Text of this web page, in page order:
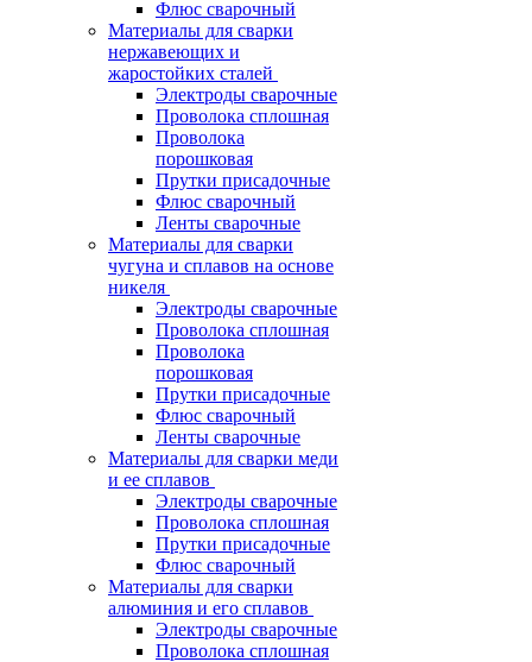
Флюс сварочный
Материалы для сварки
нержавеющих и
жаростойких сталей
Электроды сварочные
Проволока сплошная
Проволока
порошковая
Прутки присадочные
Флюс сварочный
Ленты сварочные
Материалы для сварки
чугуна и сплавов на основе
никеля
Электроды сварочные
Проволока сплошная
Проволока
порошковая
Прутки присадочные
Флюс сварочный
Ленты сварочные
Материалы для сварки меди
и ее сплавов
Электроды сварочные
Проволока сплошная
Прутки присадочные
Флюс сварочный
Материалы для сварки
алюминия и его сплавов
Электроды сварочные
Проволока сплошная